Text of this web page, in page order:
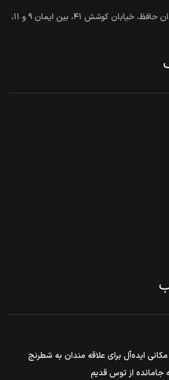
خراسان رضوی، مشهد، میدان حافظ، خیابان کوشش ۴۱، بین ایمان ۹ و ۱۱،
ایده‌آل برای علاقه مندان به شطرنج
جامانده از توس قدیم